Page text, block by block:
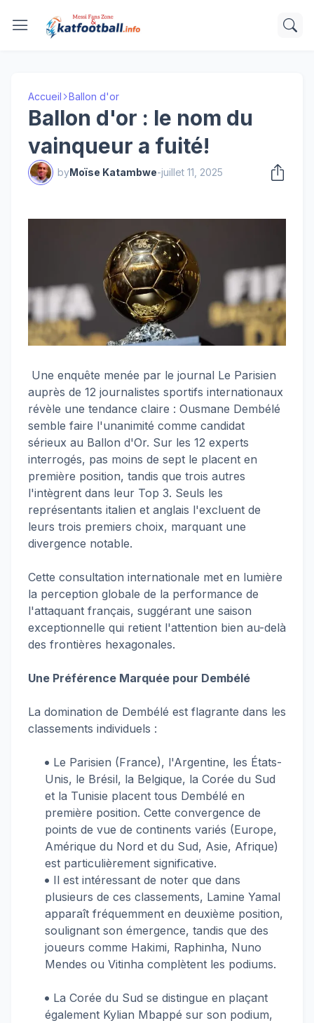
Accueil Ballon d'or
Ballon d'or : le nom du
vainqueur a fuité!
byMoïse Katambwe-juillet 11, 2025
Une enquête menée par le journal Le Parisien
auprès de 12 journalistes sportifs internationaux
révèle une tendance claire : Ousmane Dembélé
semble faire l'unanimité comme candidat
sérieux au Ballon d'Or. Sur les 12 experts
interrogés, pas moins de sept le placent en
première position, tandis que trois autres
l'intègrent dans leur Top 3. Seuls les
représentants italien et anglais l'excluent de
leurs trois premiers choix, marquant une
divergence notable.
Cette consultation internationale met en lumière
la perception globale de la performance de
l'attaquant français, suggérant une saison
exceptionnelle qui retient l'attention bien au-delà
des frontières hexagonales.
Une Préférence Marquée pour Dembélé
La domination de Dembélé est flagrante dans les
classements individuels :
Le Parisien (France), l'Argentine, les États-
Unis, le Brésil, la Belgique, la Corée du Sud
et la Tunisie placent tous Dembélé en
première position. Cette convergence de
points de vue de continents variés (Europe,
Amérique du Nord et du Sud, Asie, Afrique)
est particulièrement significative.
Il est intéressant de noter que dans
plusieurs de ces classements, Lamine Yamal
apparaît fréquemment en deuxième position,
soulignant son émergence, tandis que des
joueurs comme Hakimi, Raphinha, Nuno
Mendes ou Vitinha complètent les podiums.
La Corée du Sud se distingue en plaçant
également Kylian Mbappé sur son podium,